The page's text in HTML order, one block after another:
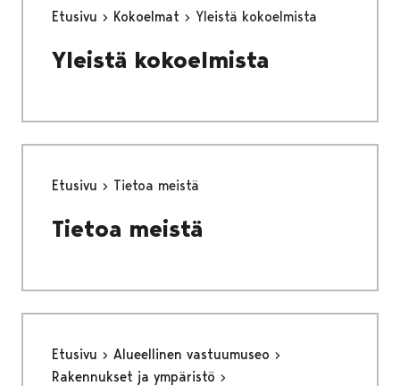
Etusivu Kokoelmat Yleistä kokoelmista
Yleistä kokoelmista
Etusivu Tietoa meistä
Tietoa meistä
Etusivu
Alueellinen vastuumuseo
Rakennukset ja ympäristö